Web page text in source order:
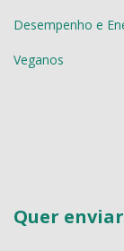
Desempenho e
Veganos
Quer